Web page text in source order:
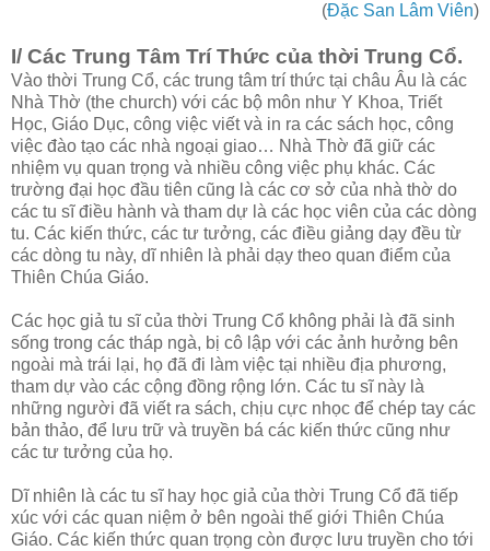
(Đặc San Lâm Viên)
I/ Các Trung Tâm Trí Thức của thời Trung Cổ.
Vào thời Trung Cổ, các trung tâm trí thức tại châu Âu là các
Nhà Thờ (the church) với các bộ môn như Y Khoa, Triết
Học, Giáo Dục, công việc viết và in ra các sách học, công
việc đào tạo các nhà ngoại giao… Nhà Thờ đã giữ các
nhiệm vụ quan trọng và nhiều công việc phụ khác. Các
trường đại học đầu tiên cũng là các cơ sở của nhà thờ do
các tu sĩ điều hành và tham dự là các học viên của các dòng
tu. Các kiến thức, các tư tưởng, các điều giảng dạy đều từ
các dòng tu này, dĩ nhiên là phải dạy theo quan điểm của
Thiên Chúa Giáo.
Các học giả tu sĩ của thời Trung Cổ không phải là đã sinh
sống trong các tháp ngà, bị cô lập với các ảnh hưởng bên
ngoài mà trái lại, họ đã đi làm việc tại nhiều địa phương,
tham dự vào các cộng đồng rộng lớn. Các tu sĩ này là
những người đã viết ra sách, chịu cực nhọc để chép tay các
bản thảo, để lưu trữ và truyền bá các kiến thức cũng như
các tư tưởng của họ.
Dĩ nhiên là các tu sĩ hay học giả của thời Trung Cổ đã tiếp
xúc với các quan niệm ở bên ngoài thế giới Thiên Chúa
Giáo. Các kiến thức quan trọng còn được lưu truyền cho tới